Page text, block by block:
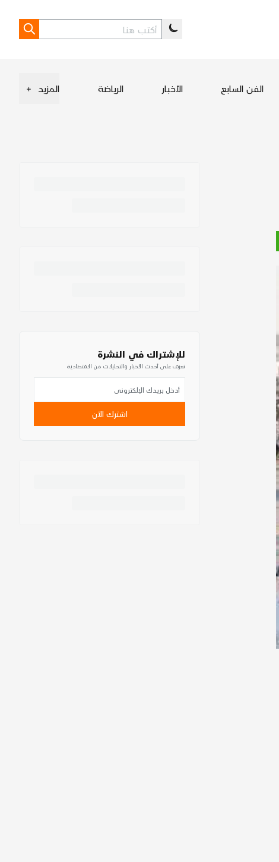
الفن السابع الأخبار الرياضة المزيد +
للإشتراك في النشرة
تعرف على أحدث الأخبار والتحليلات من الاقتصادية
اشترك الآن